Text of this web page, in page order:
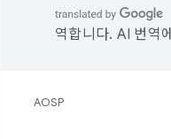
역합니다. AI 번역
AOSP